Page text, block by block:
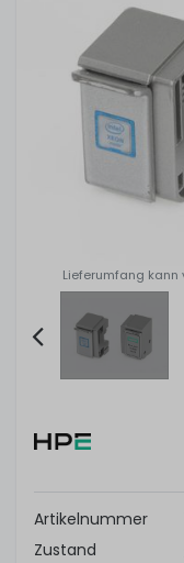
Lieferumfang kann
of
Artikelnummer
Zustand